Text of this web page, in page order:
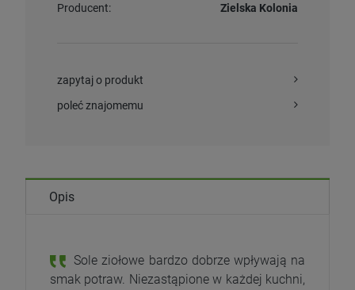
Producent: Zielska Kolonia
zapytaj o produkt
poleć znajomemu
Opis
Sole ziołowe bardzo dobrze wpływają na
smak potraw. Niezastąpione w każdej kuchni,